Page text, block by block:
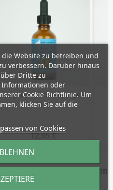
Bony Bronchi-Schleim Vogel -
50 ml
12,95 €
gekauft haben, kauften
Website zu betreiben und
verbessern. Darüber hinaus
Dritte zu
Informationen oder
Cookie-Richtlinie. Um
klicken Sie auf die
von Cookies